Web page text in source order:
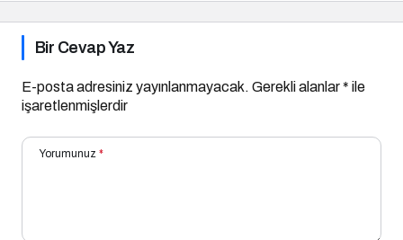
Bir Cevap Yaz
E-posta adresiniz yayınlanmayacak. Gerekli alanlar* ile
işaretlenmişlerdir
Yorumunuz *